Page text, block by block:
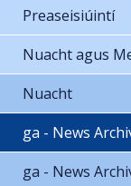
Preaseisiúintí
Nuacht agus
Nuacht
ga - News
ga - News